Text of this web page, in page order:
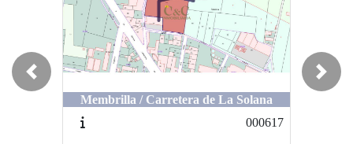
Membrilla / Carretera de La Solana
000617
Manzanares / Manzanares
Previous Next